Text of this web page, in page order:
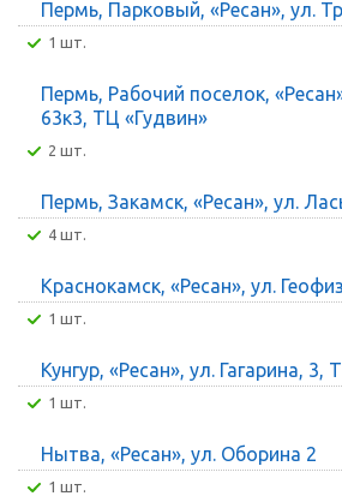
Пермь, Парковый, «Ресан», ул.
1 шт.
Пермь, Рабочий поселок,
63к3, ТЦ «Гудвин»
2 шт.
Пермь, Закамск, «Ресан», ул.
4 шт.
Краснокамск, «Ресан», ул.
1 шт.
Кунгур, «Ресан», ул. Гагарина,
1 шт.
Нытва, «Ресан», ул. Оборина 2
1 шт.